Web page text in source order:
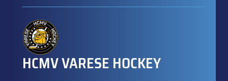
HCMV VARESE HOCKEY